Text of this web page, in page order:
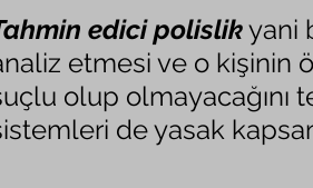
edici polislik yani
etmesi ve o kişinin
olup olmayacağını
de yasak